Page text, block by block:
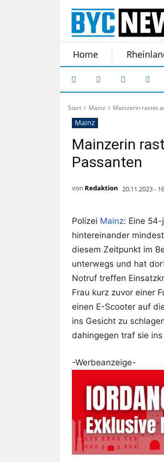
Home
Start Mainz Mainzerin rastet
Mainz
Mainzerin
Passanten
von Redaktion 20.11.2023 -
Polizei Mainz: Eine
hintereinander
diesem Zeitpunkt im
unterwegs und hat
Notruf treffen
Frau kurz zuvor einer
einen E-Scooter auf
ins Gesicht zu
dahingegen traf sie
-Werbeanzeige-